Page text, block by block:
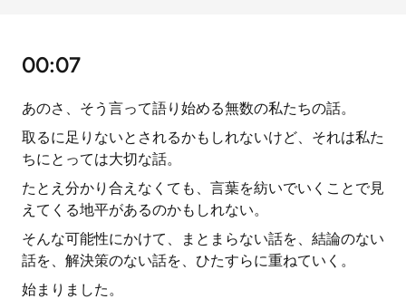
00:07
あのさ、そう言って語り始める無数の私たちの話。
取るに足りないとされるかもしれないけど、それは私た
ちにとっては大切な話。
たとえ分かり合えなくても、言葉を紡いでいくことで見
えてくる地平があるのかもしれない。
そんな可能性にかけて、まとまらない話を、結論のない
話を、解決策のない話を、ひたすらに重ねていく。
始まりました。